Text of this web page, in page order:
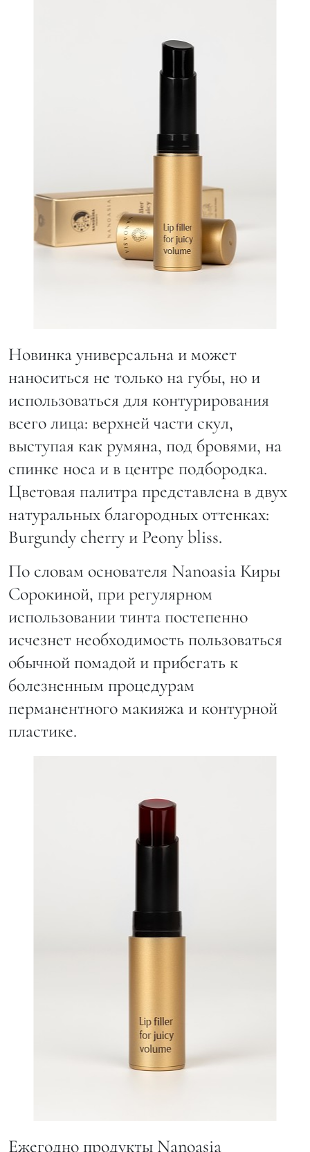
Новинка универсальна и может
наноситься не только на губы, но и
использоваться для контурирования
всего лица: верхней части скул,
выступая как румяна, под бровями, на
спинке носа и в центре подбородка.
Цветовая палитра представлена в двух
натуральных благородных оттенках:
Burgundy cherry и Peony bliss.
По словам основателя Nanoasia Киры
Сорокиной, при регулярном
использовании тинта постепенно
исчезнет необходимость пользоваться
обычной помадой и прибегать к
болезненным процедурам
перманентного макияжа и контурной
пластике.
Ежегодно продукты Nanoasia